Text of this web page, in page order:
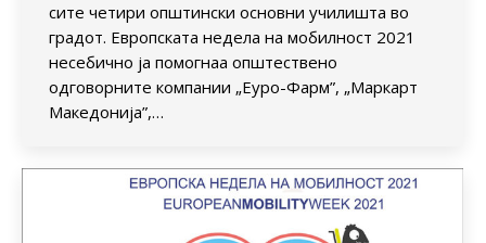
сите четири општински основни училишта во
градот. Европската недела на мобилност 2021
несебично ја помогнаа општествено
одговорните компании „Еуро-Фарм”, „Маркарт
Македонија”,…